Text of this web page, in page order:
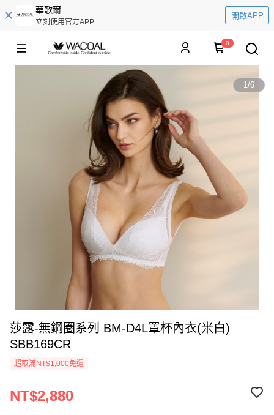
華歌爾
立刻使用官方APP
開啟APP
0
1/6
莎露-無鋼圈系列 BM-D4L罩杯內衣(米白)
SBB169CR
超取滿NT$1,000免運
NT$2,880